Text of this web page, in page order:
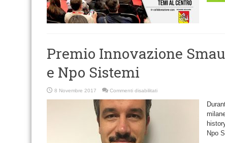
Premio Innovazione
e Npo Sistemi
8 Novembre 2017 Commenti disabilitatisu
Innovazione
Npo